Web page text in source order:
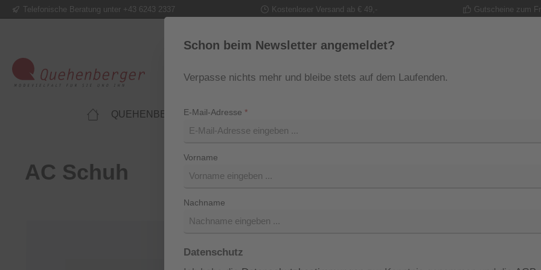
Hauptinhalt springen
Zur Suche springen
Zur Hauptnavigation springen
Telefonische Beratung unter +43 6243 2337 Kostenloser Versand ab € 49,- Gutscheine zum
QUEHENBERGER LIFESTYLE
AC Schuh
Schon beim Newsletter angemeldet?
Verpasse nichts mehr und bleibe stets auf dem Laufenden.
E-Mail-Adresse *
Vorname
Nachname
Datenschutz